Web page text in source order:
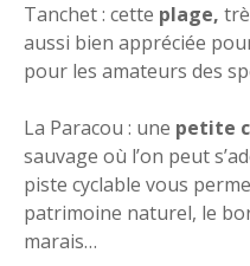
Tanchet : cette plage,
aussi bien appréciée
pour les amateurs des
La Paracou : une petite
sauvage où l’on peut
piste cyclable vous
patrimoine naturel, le
marais…